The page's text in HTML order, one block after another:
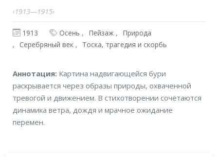
‹1913—1915›
1913 Осень Пейзаж
Природа
Серебряный век
Тоска, трагедия и скорбь
Аннотация
Аннотация: Картина надвигающейся бури
раскрывается через образы природы, охваченной
тревогой и движением. В стихотворении сочетаются
динамика ветра, дождя и мрачное ожидание
перемен.